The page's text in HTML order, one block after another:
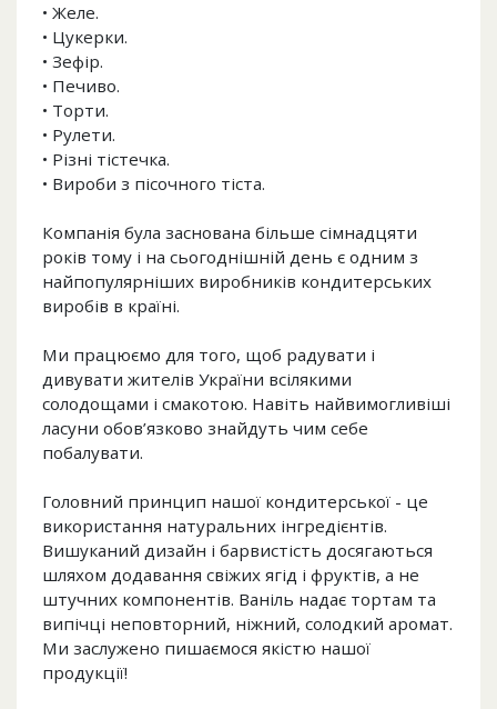
• Желе.
• Цукерки.
• Зефір.
• Печиво.
• Торти.
• Рулети.
• Різні тістечка.
• Вироби з пісочного тіста.
Компанія була заснована більше сімнадцяти
років тому і на сьогоднішній день є одним з
найпопулярніших виробників кондитерських
виробів в країні.
Ми працюємо для того, щоб радувати і
дивувати жителів України всілякими
солодощами і смакотою. Навіть найвимогливіші
ласуни обов’язково знайдуть чим себе
побалувати.
Головний принцип нашої кондитерської - це
використання натуральних інгредієнтів.
Вишуканий дизайн і барвистість досягаються
шляхом додавання свіжих ягід і фруктів, а не
штучних компонентів. Ваніль надає тортам та
випічці неповторний, ніжний, солодкий аромат.
Ми заслужено пишаємося якістю нашої
продукції!